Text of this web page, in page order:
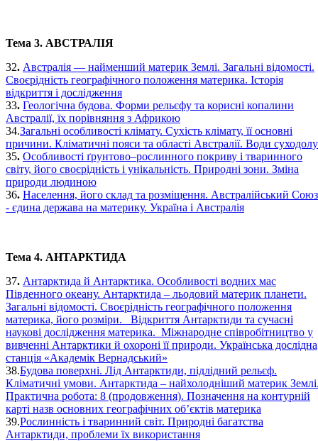
Тема 3. АВСТРАЛІЯ
32. Австралія — найменший материк Землі. Загальні відомості.
Своєрідність географічного положення материка. Історія
відкриття і дослідження
33. Геологічна будова. Форми рельєфу та корисні копалини
Австралії, їх порівняння з Африкою
34.Загальні особливості клімату. Сухість клімату, її основні
причини. Кліматичні пояси та області Австралії. Води суходолу
35. Особливості ґрунтово–рослинного покриву і тваринного
світу, його своєрідність і унікальність. Природні зони. Зміна
природи людиною
36. Населення, його склад та розміщення. Австралійський Союз
- єдина держава на материку. Україна і Австралія
Тема 4. АНТАРКТИДА
37. Антарктида й Антарктика. Особливості водних мас
Південного океану. Антарктида – льодовий материк планети.
Загальні відомості. Своєрідність географічного положення
материка, його розміри. Відкриття Антарктиди та сучасні
наукові дослідження материка. Міжнародне співробітництво у
вивченні Антарктики й охороні її природи. Українська дослідна
станція «Академік Вернадський»
38.Будова поверхні. Лід Антарктиди, підлідний рельєф.
Кліматичні умови. Антарктида – найхолодніший материк
Практична робота: 8 (продовження). Позначення на контурній
карті назв основних географічних об’єктів материка
39.Рослинність і тваринний світ. Природні багатства
Антарктиди, проблеми їх використання